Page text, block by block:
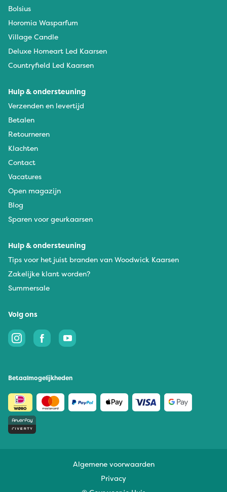
Bolsius
Horomia Wasparfum
Village Candle
Deluxe Homeart Led Kaarsen
Countryfield Led Kaarsen
Hulp & ondersteuning
Verzenden en levertijd
Betalen
Retourneren
Klachten
Contact
Vacatures
Open magazijn
Blog
Sparen voor geurkaarsen
Hulp & ondersteuning
Tips voor het juist branden van Woodwick Kaarsen
Zakelijke klant worden?
Summersale
Volg ons
Betaalmogelijkheden
Algemene voorwaarden
Privacy